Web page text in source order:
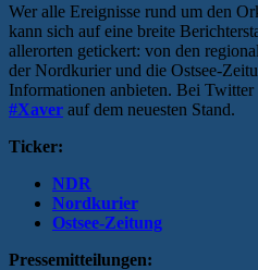
Wer alle Ereignisse rund um den
kann sich auf eine breite
allerorten getickert: von den
der Nordkurier und die Ostsee-
Informationen anbieten. Bei
#Xaver auf dem neuesten Stand.
Ticker:
NDR
Nordkurier
Ostsee-Zeitung
Pressemitteilungen: